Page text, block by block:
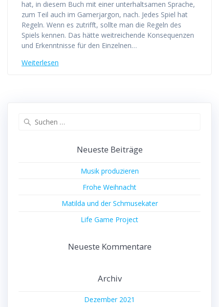
hat, in diesem Buch mit einer unterhaltsamen Sprache,
zum Teil auch im Gamerjargon, nach. Jedes Spiel hat
Regeln. Wenn es zutrifft, sollte man die Regeln des
Spiels kennen. Das hätte weitreichende Konsequenzen
und Erkenntnisse für den Einzelnen…
Weiterlesen
Neueste Beiträge
Musik produzieren
Frohe Weihnacht
Matilda und der Schmusekater
Life Game Project
Neueste Kommentare
Archiv
Dezember 2021